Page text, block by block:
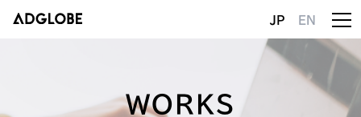
JP EN
WORKS